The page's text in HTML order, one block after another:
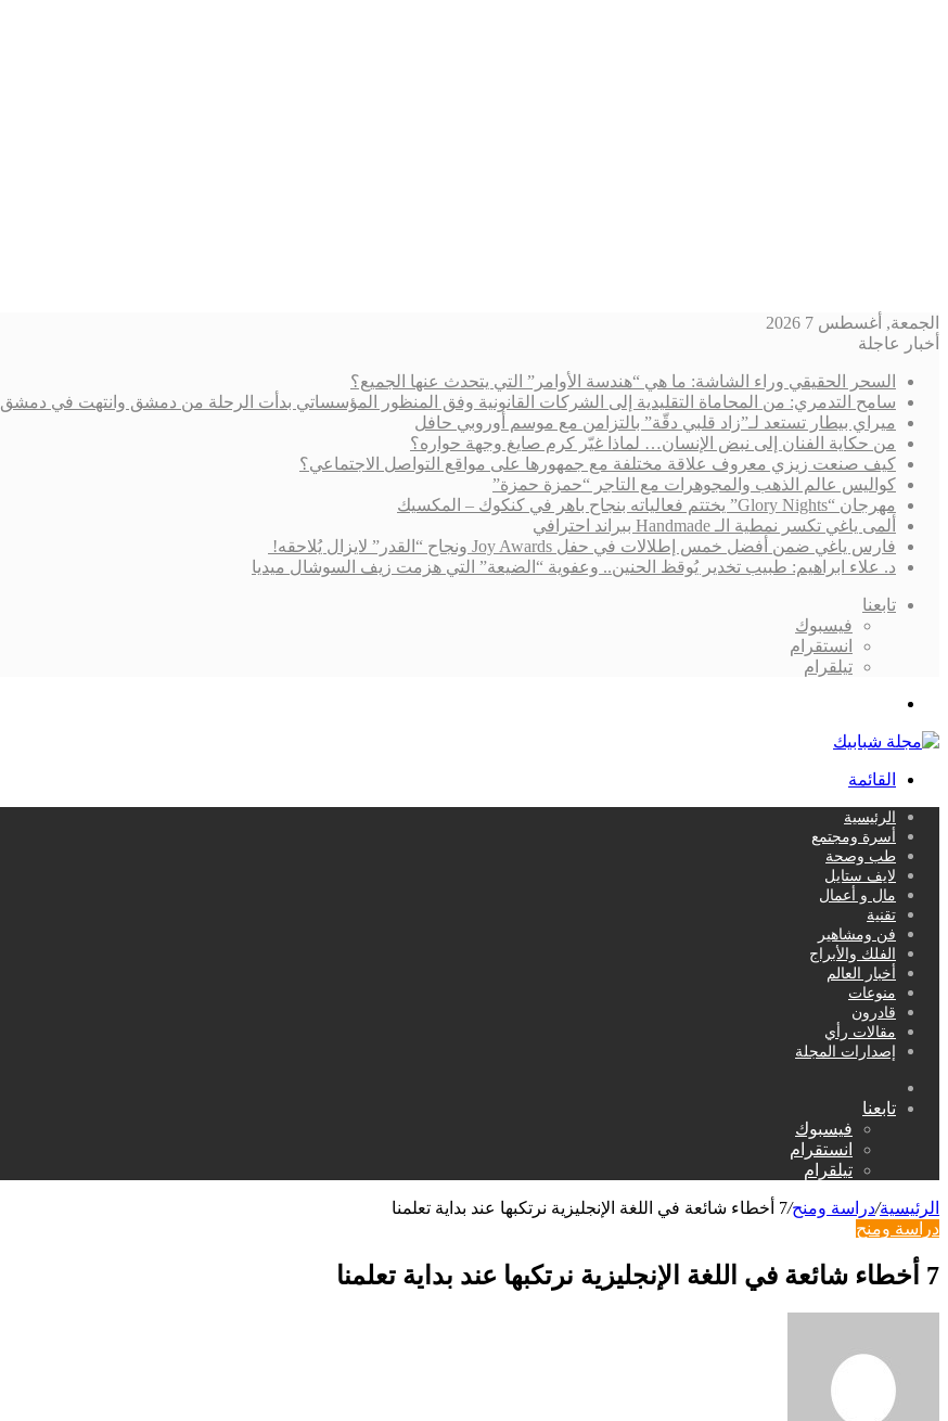
الجمعة, أغسطس 7 2026
أخبار عاجلة
السحر الحقيقي وراء الشاشة: ما هي “هندسة الأوامر” التي يتحدث عنها الجميع؟
سامح التدمري: من المحاماة التقليدية إلى الشركات القانونية وفق المنظور المؤسساتي بدأت الرحلة من دمشق وانتهت في دمشق
ميراي بيطار تستعد لـ”زاد قلبي دقّة” بالتزامن مع موسم أوروبي حافل
من حكاية الفنان إلى نبض الإنسان… لماذا غيّر كرم صايغ وجهة حواره؟
كيف صنعت زيزي معروف علاقة مختلفة مع جمهورها على مواقع التواصل الاجتماعي؟
كواليس عالم الذهب والمجوهرات مع التاجر “حمزة حمزة”
مهرجان “Glory Nights” يختتم فعالياته بنجاح باهر في كنكوك – المكسيك
ألمى ياغي تكسر نمطية الـ Handmade ببراند احترافي
فارس ياغي ضمن أفضل خمس إطلالات في حفل Joy Awards ونجاح “القدر” لايزال يُلاحقه!
د. علاء ابراهيم: طبيب تخدير يُوقظ الحنين.. وعفوية “الضيعة” التي هزمت زيف السوشال ميديا
تابعنا
فيسبوك
انستقرام
تيلقرام
القائمة
الرئيسية
أسرة ومجتمع
طب وصحة
لايف ستايل
مال و أعمال
تقنية
فن ومشاهير
الفلك والأبراج
أخبار العالم
منوعات
قادرون
مقالات رأي
إصدارات المجلة
عن
تابعنا
فيسبوك
انستقرام
تيلقرام
الرئيسية/دراسة ومنح/7 أخطاء شائعة في اللغة الإنجليزية نرتكبها عند بداية تعلمنا
دراسة ومنح
7 أخطاء شائعة في اللغة الإنجليزية نرتكبها عند بداية تعلمنا